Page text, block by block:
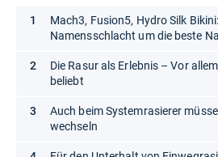
Mach3, Fusion5, Hydro Silk
Namensschlacht um die beste
Die Rasur als Erlebnis – Vor
beliebt
Auch beim Systemrasierer
wechseln